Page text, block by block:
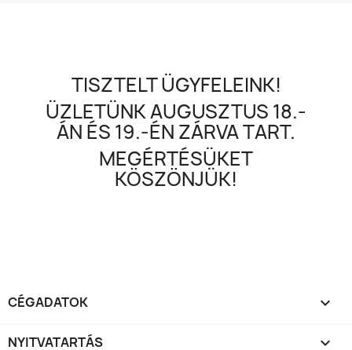
TISZTELT ÜGYFELEINK!
ÜZLETÜNK AUGUSZTUS 18.-
ÁN ÉS 19.-ÉN ZÁRVA TART.
MEGÉRTÉSÜKET
KÖSZÖNJÜK!
CÉGADATOK 
NYITVATARTÁS 